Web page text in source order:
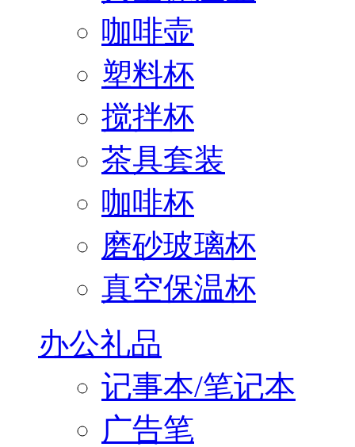
咖啡壶
塑料杯
搅拌杯
茶具套装
咖啡杯
磨砂玻璃杯
真空保温杯
办公礼品
记事本/笔记本
广告笔